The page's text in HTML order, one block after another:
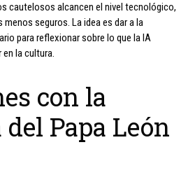
cautelosos alcancen el nivel tecnológico,
seguros. La idea es dar a la
para reflexionar sobre lo que la IA
en la cultura.
con la
Papa León